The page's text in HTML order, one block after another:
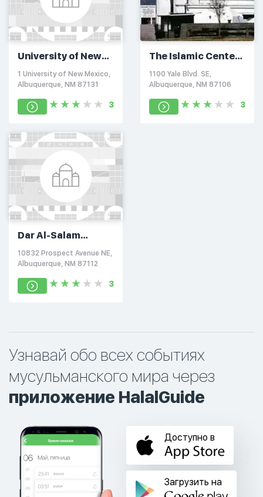
University of New
Mexico MSA
Musallah
1 University of New Mexico,
Albuquerque, NM 87131
3
The Islamic Center
of New Mexico
1100 Yale Blvd. SE,
Albuquerque, NM 87106
3
Dar Al-Salam
Foundation
10832 Prospect Avenue NE,
Albuquerque, NM 87112
3
Узнавай обо всех событиях
мусульманского мира через
приложение HalalGuide
Доступно в
Загрузить на